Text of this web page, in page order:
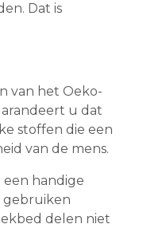
Dat is
van het Oeko-
u dat
stoffen die een
van de mens.
handige
gebruiken
delen niet